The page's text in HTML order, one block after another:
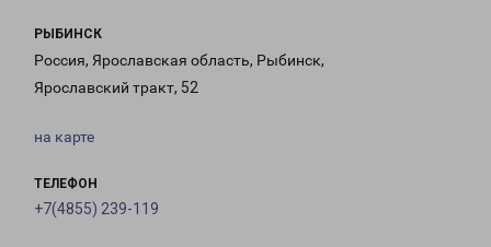
РЫБИНСК
Россия, Ярославская область, Рыбинск,
Ярославский тракт, 52
на карте
ТЕЛЕФОН
+7(4855) 239-119